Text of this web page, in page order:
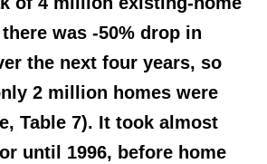
was -50% drop in
the next four years, so
2 million homes were
Table 7). It took almost
until 1996, before home